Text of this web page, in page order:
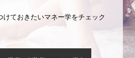
けておきたいマネー学をチェック